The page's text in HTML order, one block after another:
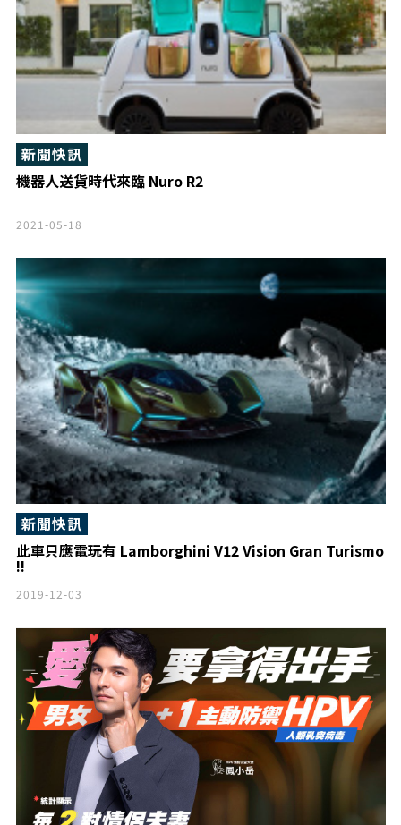
機器人送貨時代來臨 Nuro R2
新聞快訊
2021-05-18
此車只應電玩有 Lamborghini V12 Vision Gran Turismo
!!
新聞快訊
2019-12-03